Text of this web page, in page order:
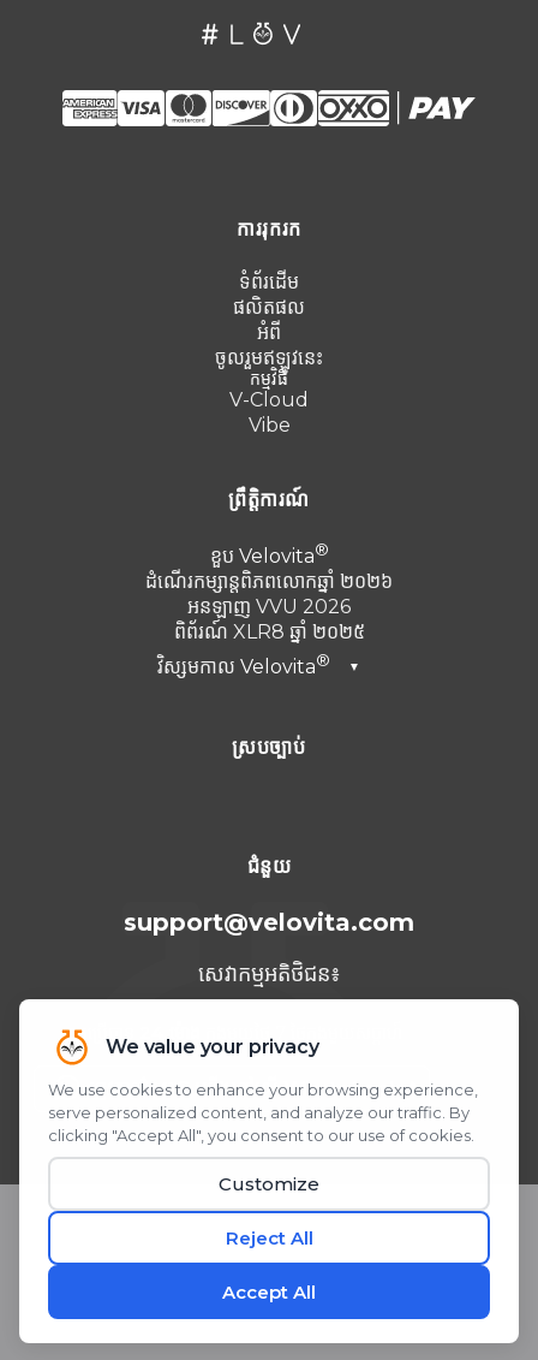
ការរុករក
ទំព័រដើម
ផលិតផល
អំពី
ចូលរួមឥឡូវនេះ
កម្មវិធី
V-Cloud
Vibe
ព្រឹត្តិការណ៍
ខួប Velovita
ដំណើរកម្សាន្តពិភពលោកឆ្នាំ ២០២៦
អនឡាញ VVU 2026
ពិព័រណ៍ XLR8 ឆ្នាំ ២០២៥
វិស្សមកាល Velovita ▼
តួកគី 2025
ស្របច្បាប់
ជំនួយ
support@velovita.com
សេវាកម្មអតិថិជន៖
អាចប្រើបាន ក្នុងមួយថ្ងៃ 7 ថ្ងៃក្នុងមួយសប្តាហ៍
ត្រូវការជំនួយ? យើងនៅលើ WhatsApp!
ស្កេន ឬចុច QR Code
© 2026 Velovita® Inc. រក្សាសិទ្ធិគ្រប់យ៉ាង។
នៅឡើយទេ។ ផលិតផលនេះមិនមានបំណងធ្វើរោគវិនិច្ឆ័យ ព្យាបាល ឬការពារជំងឺណាមួយ